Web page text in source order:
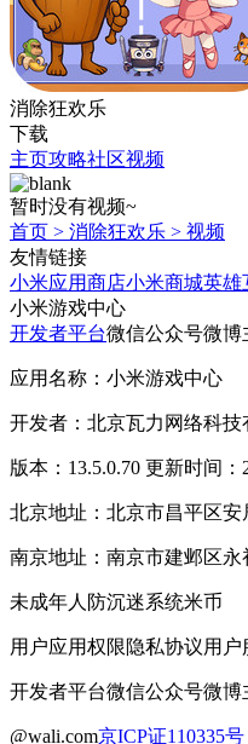
消除狂欢乐
下载
主页攻略社区视频
暂时没有视频~
首页 > 消除狂欢乐 > 视频
友情链接
小米应用商店小米商城英雄
小米游戏中心
开发者平台微信公众号微博
应用名称：小米游戏中心
开发者：北京瓦力网络科技
版本：13.5.0.70 更新时间：
北京地址：北京市昌平区安
南京地址：南京市建邺区永
未成年人防沉迷系统米币
用户应用权限隐私协议用户
开发者平台微信公众号微博
@wali.com京ICP证110335号